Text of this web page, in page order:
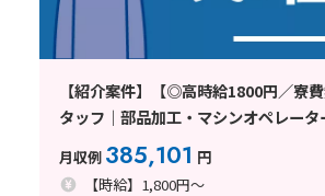
【紹介案件】【◎高時給1800円／寮
タッフ｜部品加工・マシンオペレー
以上可｜土日休み｜長期連休あり｜未
社員登用制度あり〈群馬県太田
月収例 385,101 円
【時給】1,800円～